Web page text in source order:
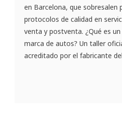
en Barcelona, que sobresalen
protocolos de calidad en
venta y postventa. ¿Qué es
marca de autos? Un taller
acreditado por el fabricante